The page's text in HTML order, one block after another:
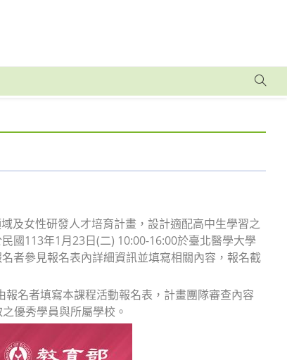
及女性研發人才培育計畫，設計適配高中生學習之
國113年1月23日(二) 10:00-16:00於臺北醫學大學
者參見報名表內詳細資訊並填寫相關內容，報名截
名者填寫本課程活動報名表，計畫團隊審查內容
優秀學員與所屬學校。